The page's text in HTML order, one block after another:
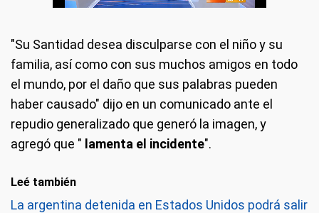
"Su Santidad desea disculparse con el niño y su
familia, así como con sus muchos amigos en todo
el mundo, por el daño que sus palabras pueden
haber causado" dijo en un comunicado ante el
repudio generalizado que generó la imagen, y
agregó que " lamenta el incidente".
Leé también
La argentina detenida en Estados Unidos podrá salir